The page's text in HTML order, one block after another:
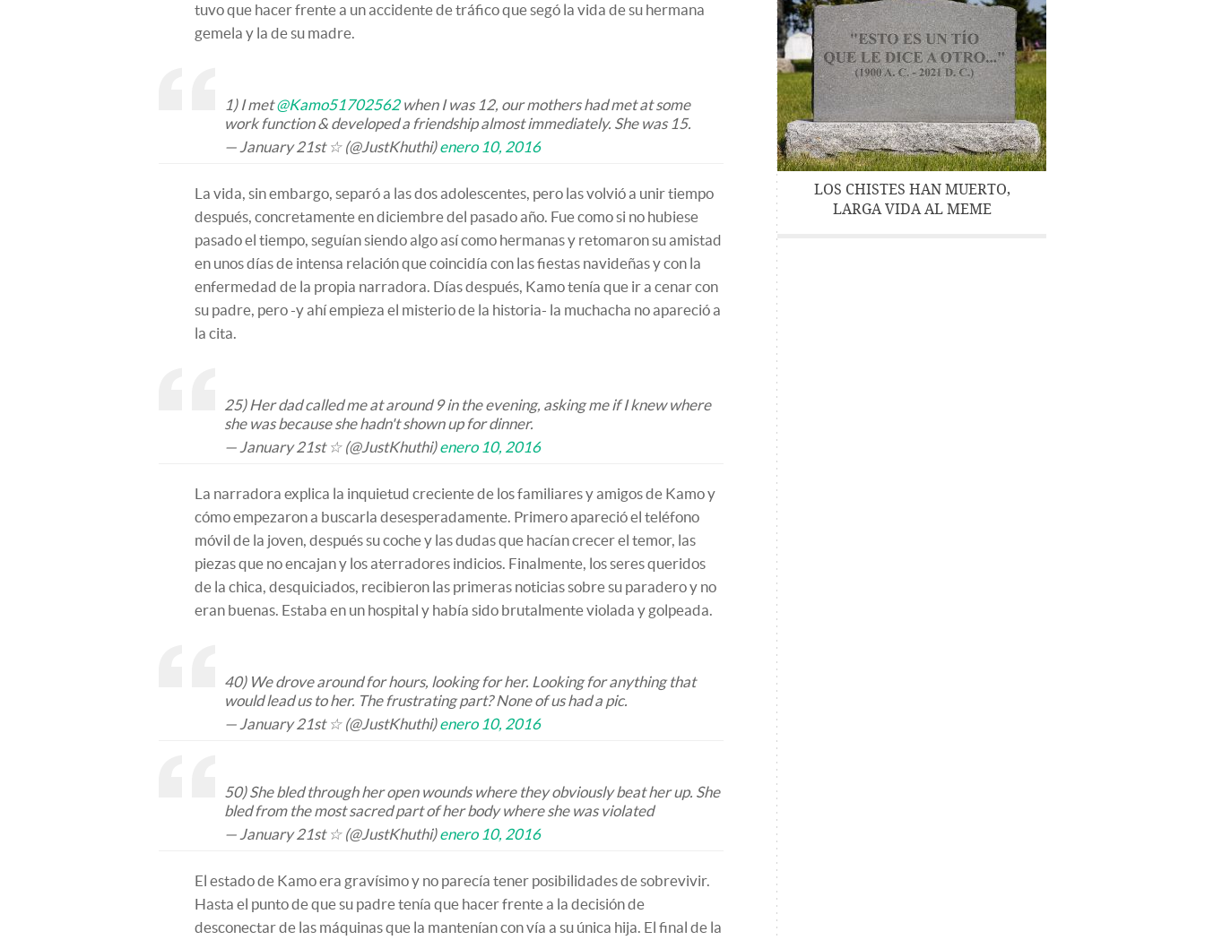
tuvo que hacer frente a un accidente de tráfico que segó la vida de su hermana
gemela y la de su madre.
1) I met@Kamo51702562when I was 12, our mothers had met at some
work function & developed a friendship almost immediately. She was 15.
— January 21st ☆ (@JustKhuthi)enero 10, 2016
La vida, sin embargo, separó a las dos adolescentes, pero las volvió a unir tiempo
después, concretamente en diciembre del pasado año. Fue como si no hubiese
pasado el tiempo, seguían siendo algo así como hermanas y retomaron su amistad
en unos días de intensa relación que coincidía con las fiestas navideñas y con la
enfermedad de la propia narradora. Días después, Kamo tenía que ir a cenar con
su padre, pero -y ahí empieza el misterio de la historia- la muchacha no apareció a
la cita.
25) Her dad called me at around 9 in the evening, asking me if I knew where
she was because she hadn't shown up for dinner.
— January 21st ☆ (@JustKhuthi)enero 10, 2016
La narradora explica la inquietud creciente de los familiares y amigos de Kamo y
cómo empezaron a buscarla desesperadamente. Primero apareció el teléfono
móvil de la joven, después su coche y las dudas que hacían crecer el temor, las
piezas que no encajan y los aterradores indicios. Finalmente, los seres queridos
de la chica, desquiciados, recibieron las primeras noticias sobre su paradero y no
eran buenas. Estaba en un hospital y había sido brutalmente violada y golpeada.
40) We drove around for hours, looking for her. Looking for anything that
would lead us to her. The frustrating part? None of us had a pic.
— January 21st ☆ (@JustKhuthi)enero 10, 2016
50) She bled through her open wounds where they obviously beat her up. She
bled from the most sacred part of her body where she was violated
— January 21st ☆ (@JustKhuthi)enero 10, 2016
El estado de Kamo era gravísimo y no parecía tener posibilidades de sobrevivir.
Hasta el punto de que su padre tenía que hacer frente a la decisión de
desconectar de las máquinas que la mantenían con vía a su única hija. El final de la
LOS CHISTES HAN MUERTO,
LARGA VIDA AL MEME